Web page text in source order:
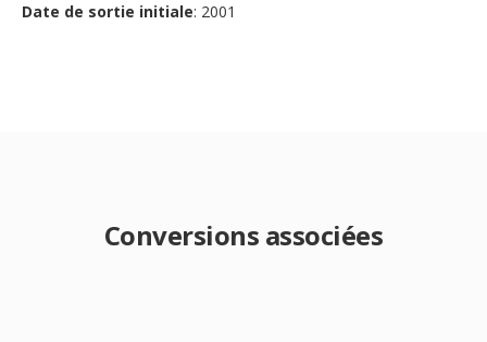
Date de sortie initiale: 2001
Conversions associées